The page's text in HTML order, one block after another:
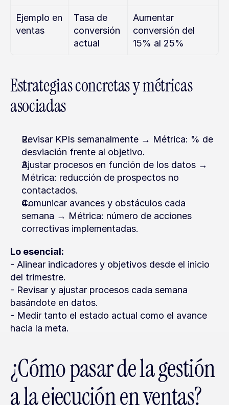
Ejemplo en
ventas
Tasa de
conversión
actual
Aumentar
conversión del
15% al 25%
Estrategias concretas y métricas
asociadas
Revisar KPIs semanalmente → Métrica: % de
desviación frente al objetivo.
Ajustar procesos en función de los datos →
Métrica: reducción de prospectos no
contactados.
Comunicar avances y obstáculos cada
semana → Métrica: número de acciones
correctivas implementadas.
Lo esencial:
- Alinear indicadores y objetivos desde el inicio
del trimestre.
- Revisar y ajustar procesos cada semana
basándote en datos.
- Medir tanto el estado actual como el avance
hacia la meta.
¿Cómo pasar de la gestión
a la ejecución en ventas?